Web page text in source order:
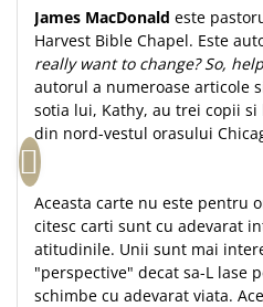
Teologie
A doua venire
Apologetica
Dogmatica
Istoria Bisericii
Misiune
Viata crestina
Contemporaneitate
Devotional
Diverse
James MacDonald este
Harvest Bible Chapel. Este
really want to change? So,
autorul a numeroase articole
sotia lui, Kathy, au trei copii
din nord-vestul orasului
Aceasta carte nu este pentru
citesc carti sunt cu adevarat
atitudinile. Unii sunt mai
"perspective" decat sa-L lase
schimbe cu adevarat viata.